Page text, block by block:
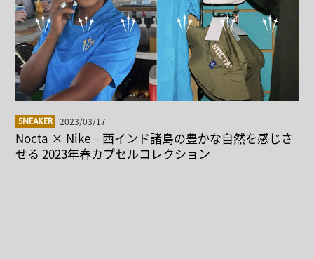
SNEAKER 2023/03/17
Nocta × Nike – 西インド諸島の豊かな自然を感じさ
せる 2023年春カプセルコレクション